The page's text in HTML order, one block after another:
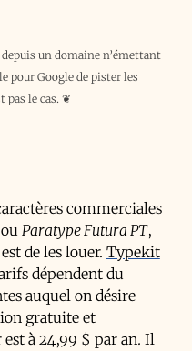
un domaine n’émettant
pour Google de pister les
pas le cas. ❦
commerciales
Paratype Futura PT,
de les louer. Typekit
dépendent du
auquel on désire
gratuite et
à 24,99 $ par an. Il